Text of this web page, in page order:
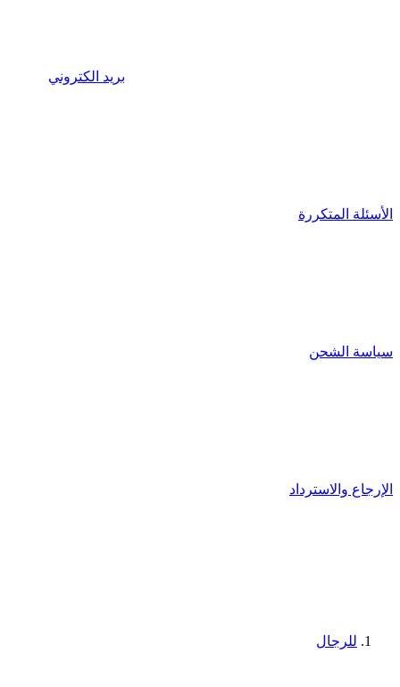
بريد الكتروني
الأسئلة المتكررة
سياسة الشحن
الإرجاع والاسترداد
للرجال